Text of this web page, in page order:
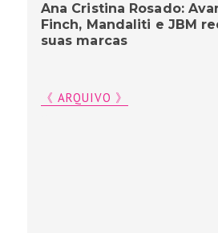
Ana Cristina Rosado:
Finch, Mandaliti e JBM
suas marcas
《 ARQUIVO 》